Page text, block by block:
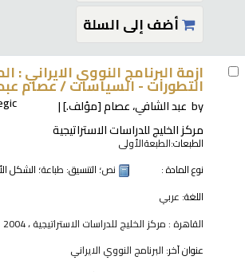
أضف إلى السلة
ازمة البرنامج النووي الايراني :
التطورات - السياسات /عصام
by عبد الشافي، عصام[مؤلف.]
مركز الخليج للدراسات الاستراتيجية
الطبعات:الطبعةالأولى
نوع المادة :
نص؛ التنسيق: طباعة؛ الشكل
اللغة: عربي
القاهرة : مركز الخليج للدراسات الاستراتيجية ، 2004
عنوان آخر: البرنامج النووي الايراني